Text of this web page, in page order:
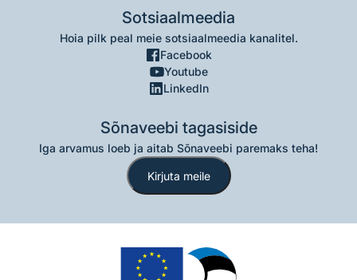
Sotsiaalmeedia
Hoia pilk peal meie sotsiaalmeedia kanalitel.
Facebook
Youtube
LinkedIn
Sõnaveebi tagasiside
Iga arvamus loeb ja aitab Sõnaveebi paremaks teha!
Kirjuta meile